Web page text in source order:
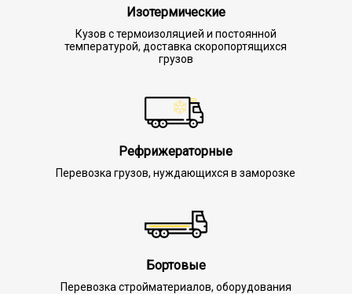
Изотермические
Кузов с термоизоляцией и постоянной
температурой, доставка скоропортящихся
грузов
Рефрижераторные
Перевозка грузов, нуждающихся в заморозке
Бортовые
Перевозка стройматериалов, оборудования